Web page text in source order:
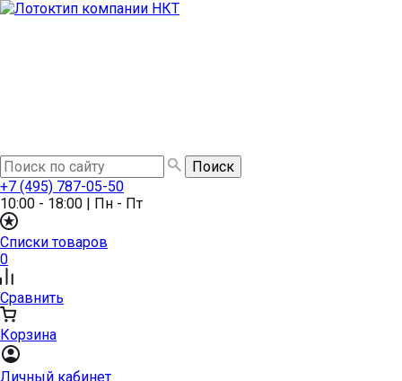
+7 (495) 787-05-50
10:00 - 18:00 | Пн - Пт
Списки товаров
0
Сравнить
Корзина
Личный кабинет